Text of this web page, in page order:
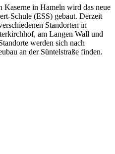
Kaserne in Hameln wird das neue
Schule (ESS) gebaut. Derzeit
Standorten in
am Langen Wall und
werden sich nach
an der Süntelstraße finden.